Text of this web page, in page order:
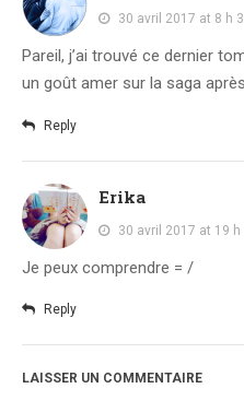
30 avril 2017 at 8 h
Pareil, j’ai trouvé ce dernier
un goût amer sur la saga
Reply
Erika
30 avril 2017 at 19 h
Je peux comprendre = /
Reply
LAISSER UN COMMENTAIRE